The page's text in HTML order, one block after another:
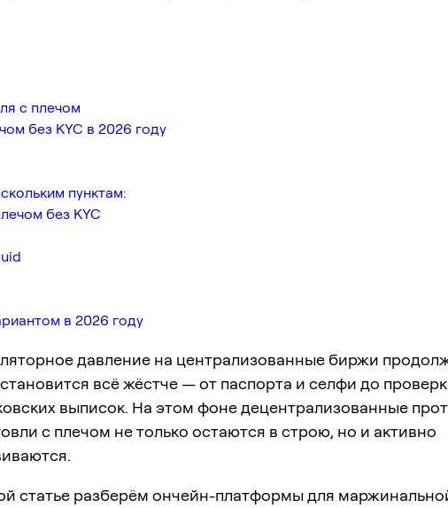
с плечом
без KYC в 2026 году
пунктам:
без KYC
в 2026 году
давление на централизованные биржи
становится всё жёстче — от паспорта и селфи до
выписок. На этом фоне децентрализованные
с плечом не только остаются в строю, но и активно
статье разберём ончейн-платформы для